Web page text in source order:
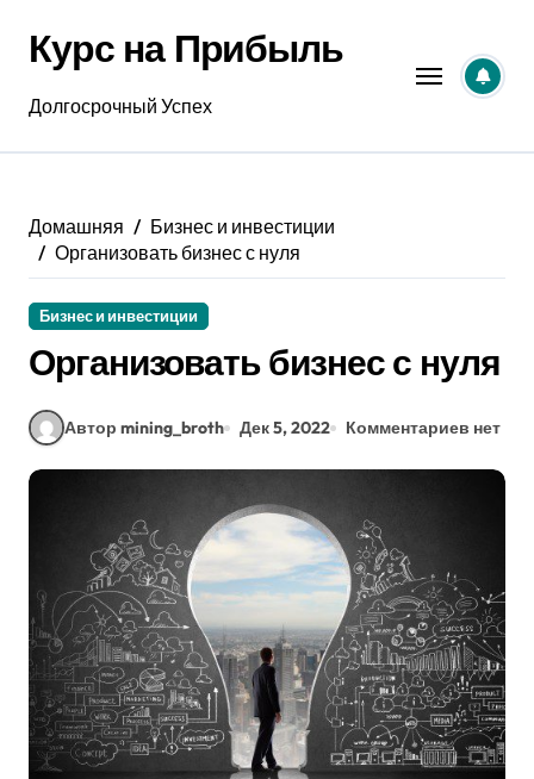
содержанию
Курс на Прибыль
Долгосрочный Успех
Домашняя
Бизнес и инвестиции
Организовать бизнес с нуля
Бизнес и инвестиции
Организовать бизнес с нуля
Автор mining_broth Дек 5, 2022 Комментариев нет